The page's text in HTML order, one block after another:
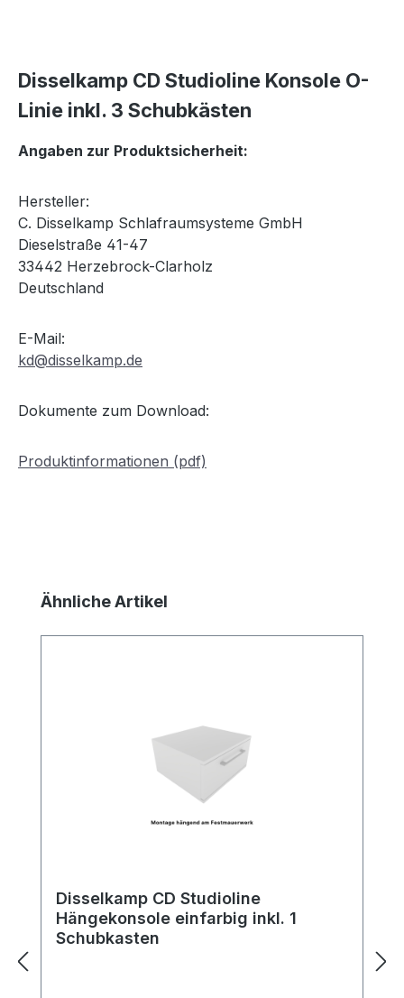
Disselkamp CD Studioline Konsole O-
Linie inkl. 3 Schubkästen
Angaben zur Produktsicherheit:
Hersteller:
C. Disselkamp Schlafraumsysteme GmbH
Dieselstraße 41-47
33442 Herzebrock-Clarholz
Deutschland
E-Mail:
kd@disselkamp.de
Dokumente zum Download:
Produktinformationen (pdf)
Produktgalerie überspringen
Ähnliche Artikel
Disselkamp CD Studioline
Hängekonsole einfarbig inkl. 1
Schubkasten